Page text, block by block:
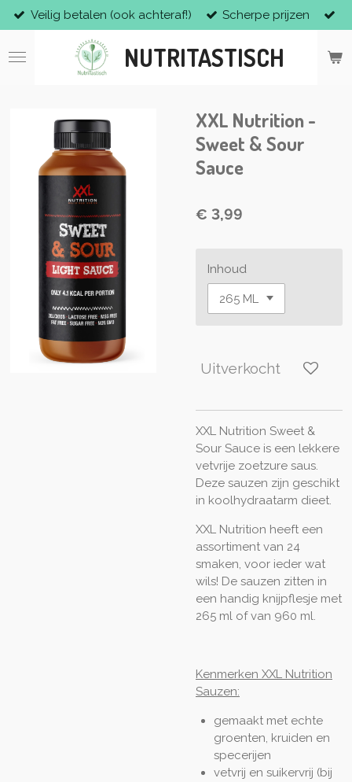
Ga
direct
naar
NUTRITASTISCH
Veilig betalen (ook achteraf!) Scherpe prijzen
XXL Nutrition -
Sweet & Sour
Sauce
€ 3,99
Inhoud
Uitverkocht
XXL Nutrition Sweet &
Sour Sauce is een lekkere
vetvrije zoetzure saus.
Deze sauzen zijn geschikt
in koolhydraatarm dieet.
XXL Nutrition heeft een
assortiment van 24
smaken, voor ieder wat
wils! De sauzen zitten in
een handig knijpflesje met
265 ml of van 960 ml.
Kenmerken XXL Nutrition
Sauzen:
gemaakt met echte
groenten, kruiden en
specerijen
vetvrij en suikervrij (bij